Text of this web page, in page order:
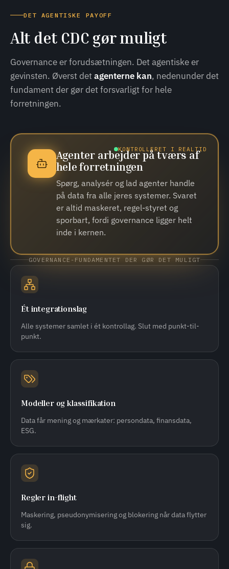
DET AGENTISKE PAYOFF
Alt det CDC gør muligt
Governance er forudsætningen. Det agentiske er
gevinsten. Øverst detagenterne kan, nedenunder det
fundament der gør det forsvarligt for hele
forretningen.
KONTROLLERET I REALTID
Agenter arbejder på tværs af
hele forretningen
Spørg, analysér og lad agenter handle
på data fra alle jeres systemer. Svaret
er altid maskeret, regel-styret og
sporbart, fordi governance ligger helt
inde i kernen.
GOVERNANCE-FUNDAMENTET DER GØR DET MULIGT
Ét integrationslag
Alle systemer samlet i ét kontrollag. Slut med punkt-til-
punkt.
Modeller og klassifikation
Data får mening og mærkater: persondata, finansdata,
ESG.
Regler in-flight
Maskering, pseudonymisering og blokering når data flytter
sig.